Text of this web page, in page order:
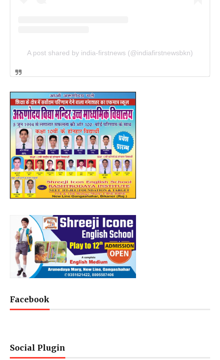
A post shared by india-firstnews (@indiafirstnewsbkn)
Facebook
Social Plugin